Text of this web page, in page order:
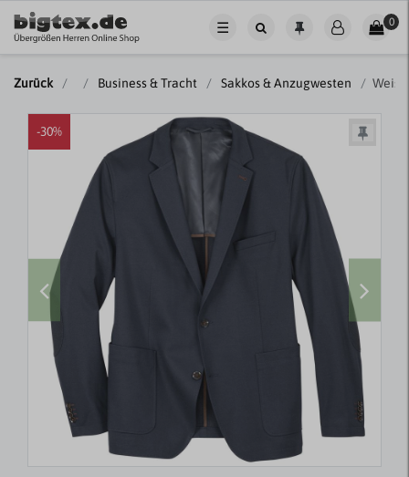
☰ 0
Zurück Business & Tracht Sakkos & Anzugwesten Weis
-30%